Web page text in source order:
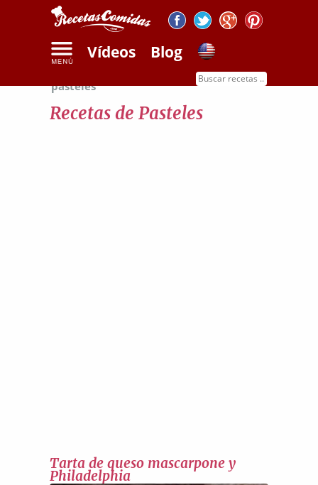
Vídeos Blog
Recetas de
pasteles
Recetas de Pasteles
Tarta de queso mascarpone y
Philadelphia